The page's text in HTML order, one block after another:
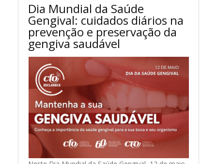
Dia Mundial da Saúde
Gengival: cuidados diários na
prevenção e preservação da
gengiva saudável